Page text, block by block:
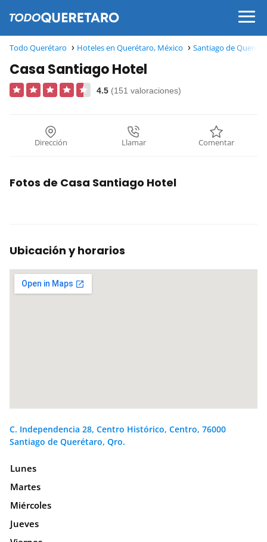
Todo Querétaro Hoteles en Querétaro, México Santiago de
Casa Santiago Hotel
4.5 (151 valoraciones)
Dirección Llamar Comentar
Fotos de Casa Santiago Hotel
Ubicación y horarios
C. Independencia 28, Centro Histórico, Centro, 76000
Santiago de Querétaro, Qro.
Lunes
Martes
Miércoles
Jueves